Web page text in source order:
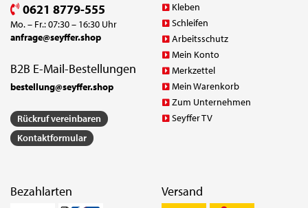
0621 8779-555
Mo. – Fr.: 07:30 – 16:30 Uhr
anfrage@seyffer.shop
B2B E-Mail-Bestellungen
bestellung@seyffer.shop
Rückruf vereinbaren
Kontaktformular
Kleben
Schleifen
Arbeitsschutz
Mein Konto
Merkzettel
Mein Warenkorb
Zum Unternehmen
Seyffer TV
Bezahlarten Versand